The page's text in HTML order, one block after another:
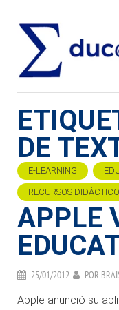
DE
E-LEARNING
RECURSOS
APPLE
25/01/2012 POR
Apple anunció su